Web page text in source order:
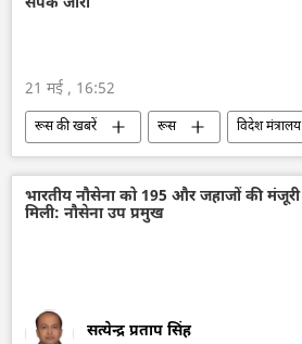
संपर्क जारी
21 मई , 16:52
रूस की खबरें रूस
विदेश मंत्रालय
मारिया ज़खारोवा
ईरान
अमेरिका-इजराइल-ईरान युद्ध
अमेरिका
क्यूबा
भारतीय नौसेना को 195 और जहाजों की मंजूरी
मिली: नौसेना उप प्रमुख
सत्येन्द्र प्रताप सिंह